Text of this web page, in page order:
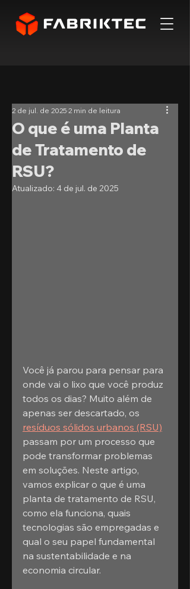
O que é uma Planta
de Tratamento de
RSU?
2 de jul. de 2025 2 min de leitura
Atualizado: 4 de jul. de 2025
Você já parou para pensar para
onde vai o lixo que você produz
todos os dias? Muito além de
apenas ser descartado, os
resíduos sólidos urbanos (RSU)
passam por um processo que
pode transformar problemas
em soluções. Neste artigo,
vamos explicar o que é uma
planta de tratamento de RSU,
como ela funciona, quais
tecnologias são empregadas e
qual o seu papel fundamental
na sustentabilidade e na
economia circular.